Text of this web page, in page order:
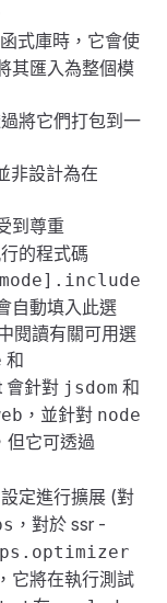
式庫時，它會使
其匯入為整個模
將它們打包到一
非設計為在
到尊重
的程式碼
自動填入此選
閱讀有關可用選
和
會針對 jsdom 和
，並針對 node
但它可透過
設定進行擴展 (對
，對於 ssr -
它將在執行測試